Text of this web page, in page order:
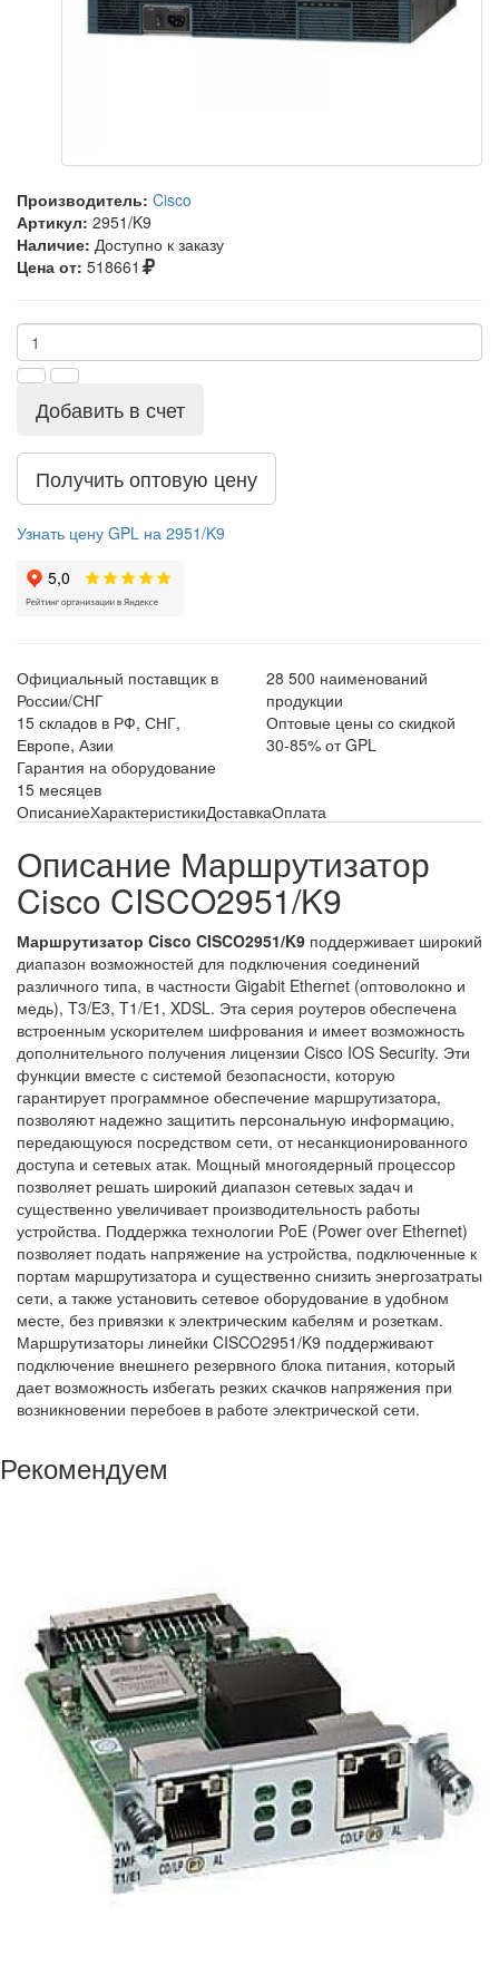
Производитель: Cisco
Артикул: 2951/K9
Наличие: Доступно к заказу
Цена от: 518661
Добавить в счет
Получить оптовую цену
Узнать цену GPL на 2951/K9
Официальный поставщик в
России/СНГ
28 500 наименований
продукции
15 складов в РФ, СНГ,
Европе, Азии
Оптовые цены со скидкой
30-85% от GPL
Гарантия на оборудование
15 месяцев
ОписаниеХарактеристикиДоставкаОплата
Описание Маршрутизатор
Cisco CISCO2951/K9
Маршрутизатор Cisco CISCO2951/K9 поддерживает широкий
диапазон возможностей для подключения соединений
различного типа, в частности Gigabit Ethernet (оптоволокно и
медь), T3/E3, T1/E1, XDSL. Эта серия роутеров обеспечена
встроенным ускорителем шифрования и имеет возможность
дополнительного получения лицензии Cisco IOS Security. Эти
функции вместе с системой безопасности, которую
гарантирует программное обеспечение маршрутизатора,
позволяют надежно защитить персональную информацию,
передающуюся посредством сети, от несанкционированного
доступа и сетевых атак. Мощный многоядерный процессор
позволяет решать широкий диапазон сетевых задач и
существенно увеличивает производительность работы
устройства. Поддержка технологии PoE (Power over Ethernet)
позволяет подать напряжение на устройства, подключенные к
портам маршрутизатора и существенно снизить энергозатраты
сети, а также установить сетевое оборудование в удобном
месте, без привязки к электрическим кабелям и розеткам.
Маршрутизаторы линейки CISCO2951/K9 поддерживают
подключение внешнего резервного блока питания, который
дает возможность избегать резких скачков напряжения при
возникновении перебоев в работе электрической сети.
Рекомендуем